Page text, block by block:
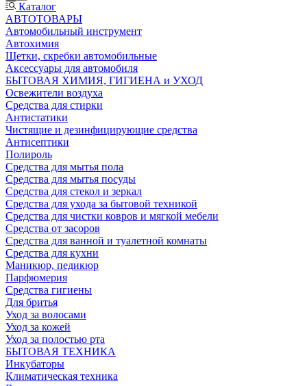
Каталог
АВТОТОВАРЫ
Автомобильный инструмент
Автохимия
Щетки, скребки автомобильные
Аксессуары для автомобиля
БЫТОВАЯ ХИМИЯ, ГИГИЕНА и УХОД
Освежители воздуха
Средства для стирки
Антистатики
Чистящие и дезинфицирующие средства
Антисептики
Полироль
Средства для мытья пола
Средства для мытья посуды
Средства для стекол и зеркал
Средства для ухода за бытовой техникой
Средства для чистки ковров и мягкой мебели
Средства от засоров
Средства для ванной и туалетной комнаты
Средства для кухни
Маникюр, педикюр
Парфюмерия
Средства гигиены
Для бритья
Уход за волосами
Уход за кожей
Уход за полостью рта
БЫТОВАЯ ТЕХНИКА
Инкубаторы
Климатическая техника